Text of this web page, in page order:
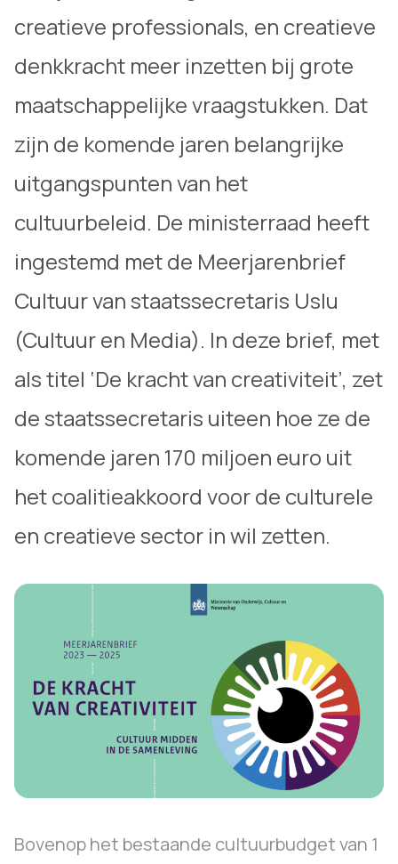
creatieve professionals, en creatieve
denkkracht meer inzetten bij grote
maatschappelijke vraagstukken. Dat
zijn de komende jaren belangrijke
uitgangspunten van het
cultuurbeleid. De ministerraad heeft
ingestemd met de Meerjarenbrief
Cultuur van staatssecretaris Uslu
(Cultuur en Media). In deze brief, met
als titel ‘De kracht van creativiteit’, zet
de staatssecretaris uiteen hoe ze de
komende jaren 170 miljoen euro uit
het coalitieakkoord voor de culturele
en creatieve sector in wil zetten.
Bovenop het bestaande cultuurbudget van 1